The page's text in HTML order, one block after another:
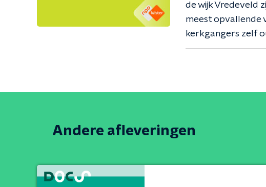
de wijk Vredeveld
meest opvallende
kerkgangers zelf
Andere afleveringen